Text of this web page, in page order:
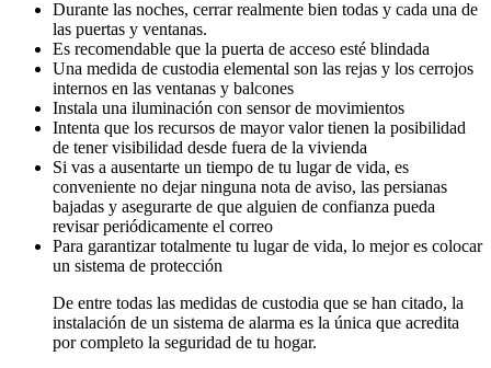
Durante las noches, cerrar realmente bien todas y cada una de
las puertas y ventanas.
Es recomendable que la puerta de acceso esté blindada
Una medida de custodia elemental son las rejas y los cerrojos
internos en las ventanas y balcones
Instala una iluminación con sensor de movimientos
Intenta que los recursos de mayor valor tienen la posibilidad
de tener visibilidad desde fuera de la vivienda
Si vas a ausentarte un tiempo de tu lugar de vida, es
conveniente no dejar ninguna nota de aviso, las persianas
bajadas y asegurarte de que alguien de confianza pueda
revisar periódicamente el correo
Para garantizar totalmente tu lugar de vida, lo mejor es colocar
un sistema de protección
De entre todas las medidas de custodia que se han citado, la
instalación de un sistema de alarma es la única que acredita
por completo la seguridad de tu hogar.